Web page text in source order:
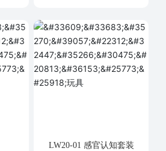
LW20-01 感官认知套装